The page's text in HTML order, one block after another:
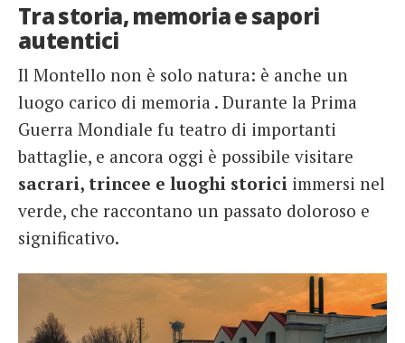
Tra storia, memoria e sapori
autentici
Il Montello non è solo natura: è anche un
luogo carico di memoria . Durante la Prima
Guerra Mondiale fu teatro di importanti
battaglie, e ancora oggi è possibile visitare
sacrari, trincee e luoghi storici immersi nel
verde, che raccontano un passato doloroso e
significativo.